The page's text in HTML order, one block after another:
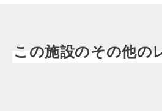
この施設のその他の